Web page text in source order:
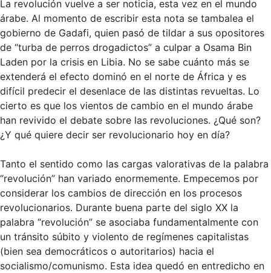
La revolución vuelve a ser noticia, esta vez en el mundo
árabe. Al momento de escribir esta nota se tambalea el
gobierno de Gadafi, quien pasó de tildar a sus opositores
de “turba de perros drogadictos” a culpar a Osama Bin
Laden por la crisis en Libia. No se sabe cuánto más se
extenderá el efecto dominó en el norte de África y es
difícil predecir el desenlace de las distintas revueltas. Lo
cierto es que los vientos de cambio en el mundo árabe
han revivido el debate sobre las revoluciones. ¿Qué son?
¿Y qué quiere decir ser revolucionario hoy en día?
Tanto el sentido como las cargas valorativas de la palabra
“revolución” han variado enormemente. Empecemos por
considerar los cambios de dirección en los procesos
revolucionarios. Durante buena parte del siglo XX la
palabra “revolución” se asociaba fundamentalmente con
un tránsito súbito y violento de regímenes capitalistas
(bien sea democráticos o autoritarios) hacia el
socialismo/comunismo. Esta idea quedó en entredicho en